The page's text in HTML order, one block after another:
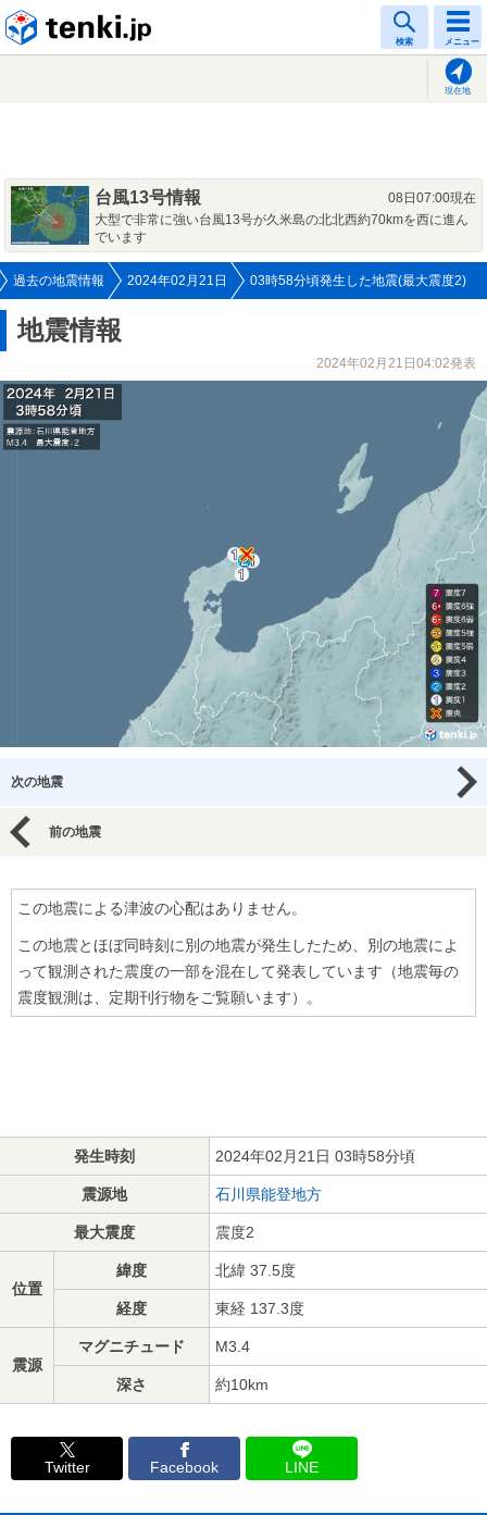
検索 メニュー
現在地
台風13号情報
08日07:00現在
大型で非常に強い台風13号が久米島の北北西約70kmを西に進ん
でいます
過去の地震情報 2024年02月21日 03時58分頃発生した地震(最大震度2)
地震情報
2024年02月21日04:02発表
次の地震
前の地震
この地震による津波の心配はありません。
この地震とほぼ同時刻に別の地震が発生したため、別の地震によ
って観測された震度の一部を混在して発表しています（地震毎の
震度観測は、定期刊行物をご覧願います）。
発生時刻 2024年02月21日 03時58分頃
震源地 石川県能登地方
最大震度 震度2
位置
緯度 北緯 37.5度
経度 東経 137.3度
震源
マグニチュード M3.4
深さ 約10km
Twitter Facebook LINE